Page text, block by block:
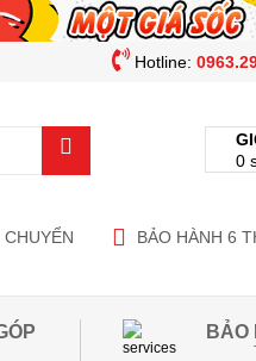
Hotline:
0
BẢO HÀNH 6
BẢO